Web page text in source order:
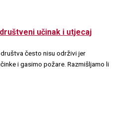
učinak i utjecaj
često nisu održivi jer
i gasimo požare. Razmišljamo li